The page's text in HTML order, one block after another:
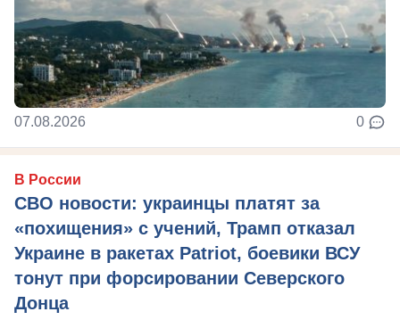
07.08.2026 0
В России
СВО новости: украинцы платят за
«похищения» с учений, Трамп отказал
Украине в ракетах Patriot, боевики ВСУ
тонут при форсировании Северского
Донца